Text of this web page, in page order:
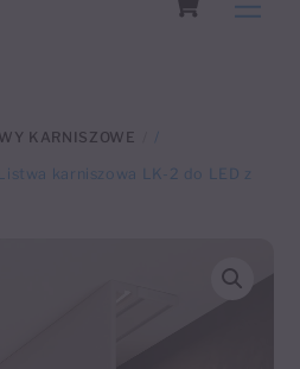
KARNISZOWE /
karniszowa LK-2 do LED z